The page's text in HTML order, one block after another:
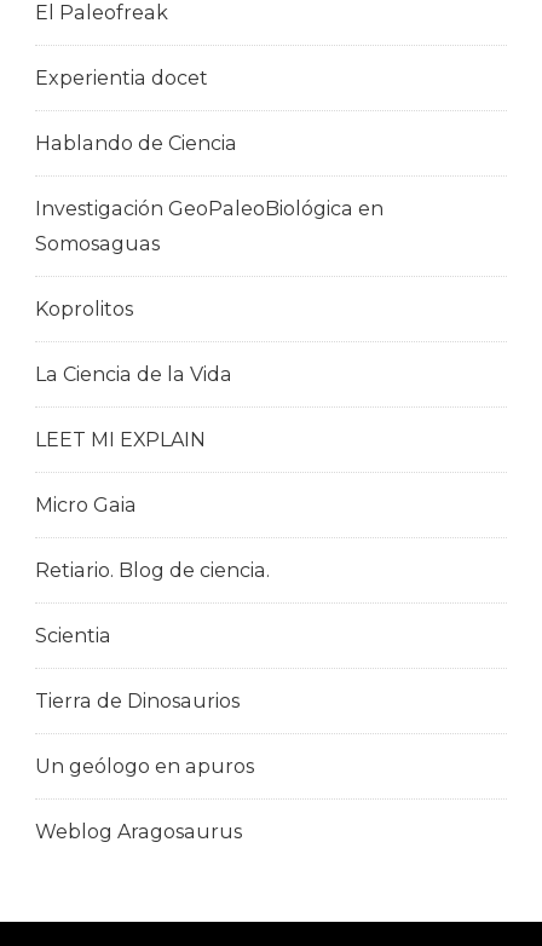
El Paleofreak
Experientia docet
Hablando de Ciencia
Investigación GeoPaleoBiológica en
Somosaguas
Koprolitos
La Ciencia de la Vida
LEET MI EXPLAIN
Micro Gaia
Retiario. Blog de ciencia.
Scientia
Tierra de Dinosaurios
Un geólogo en apuros
Weblog Aragosaurus